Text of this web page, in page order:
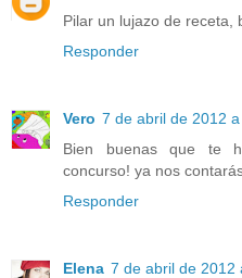
Pilar un lujazo de receta,
Responder
Vero 7 de abril de 2012
Bien buenas que te
concurso! ya nos
Responder
Elena 7 de abril de 2012